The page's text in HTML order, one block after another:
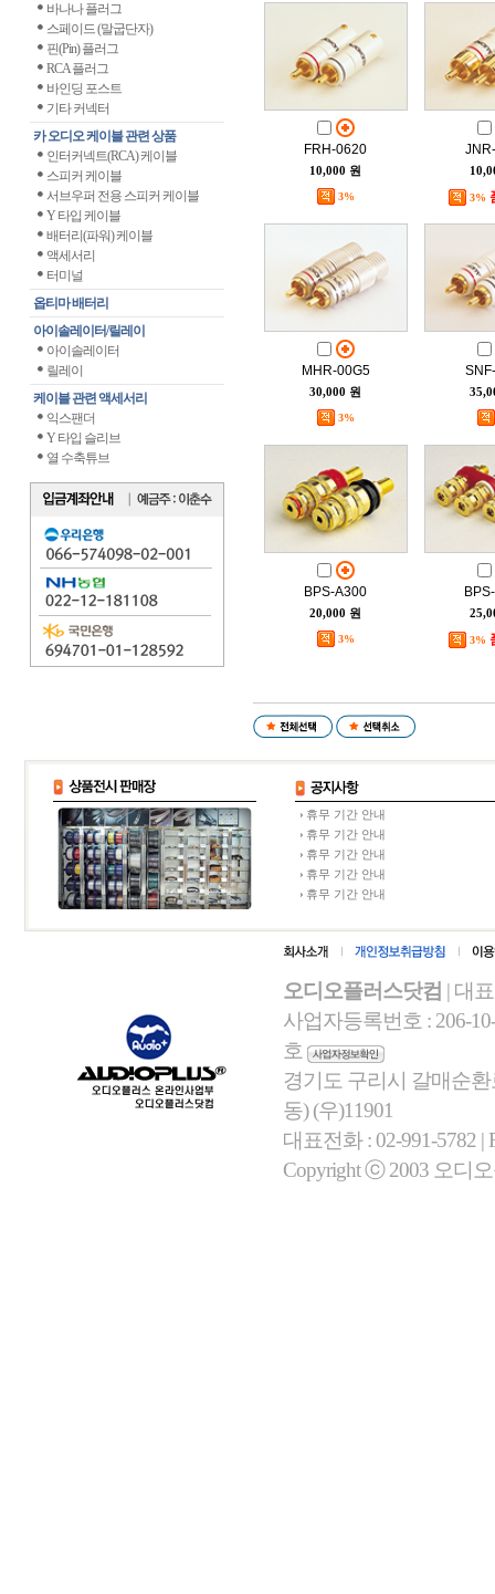
바나나 플러그
스페이드 (말굽단자)
핀(Pin) 플러그
RCA 플러그
바인딩 포스트
기타 커넥터
카 오디오 케이블 관련 상품
인터커넥트(RCA) 케이블
스피커 케이블
서브우퍼 전용 스피커 케이블
Y 타입 케이블
배터리(파워) 케이블
액세서리
터미널
옵티마 배터리
아이솔레이터/릴레이
아이솔레이터
릴레이
케이블 관련 액세서리
익스팬더
Y 타입 슬리브
열 수축튜브
FRH-0620
10,000 원
3% 3%
MHR-00G5
30,000 원
3%
BPS-A300
20,000 원
3% 3%
휴무 기간 안내
휴무 기간 안내
휴무 기간 안내
휴무 기간 안내
휴무 기간 안내
오디오플러스닷컴 | 대
사업자등록번호 : 206-
호
경기도 구리시 갈매순
동) (우)11901
대표전화 : 02-991-5782 |
Copyright ⓒ 2003 오디오